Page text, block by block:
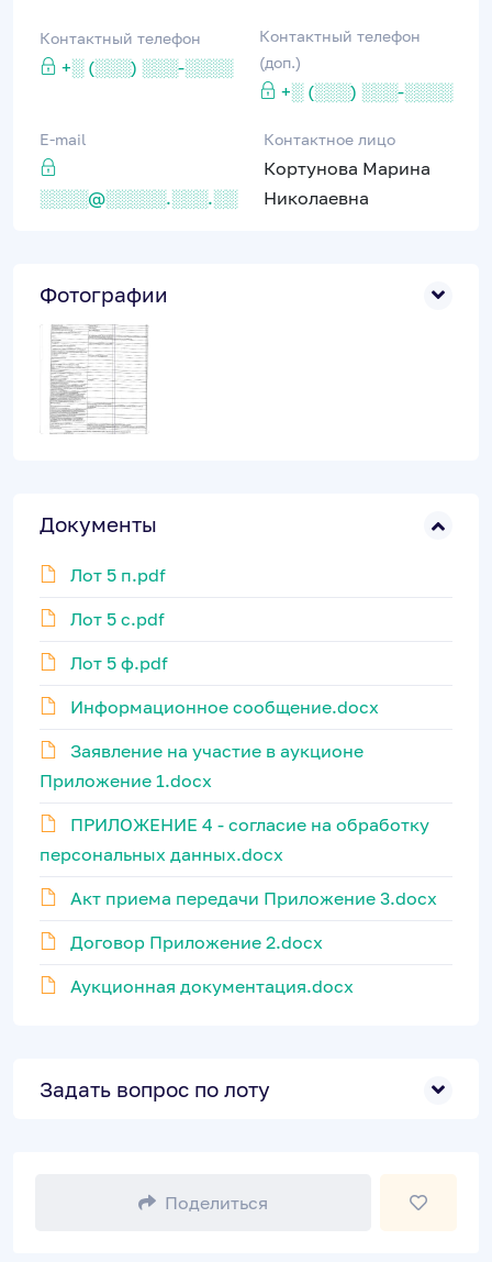
Контактный телефон
+░ (░░░) ░░░-░░░░
Контактный телефон
(доп.)
+░ (░░░) ░░░-░░░░
E-mail
░░░░@░░░░░.░░░.░░
Контактное лицо
Кортунова Марина
Николаевна
Фотографии
Документы
Лот 5 п.pdf
Лот 5 с.pdf
Лот 5 ф.pdf
Информационное сообщение.docx
Заявление на участие в аукционе
Приложение 1.docx
ПРИЛОЖЕНИЕ 4 - согласие на обработку
персональных данных.docx
Акт приема передачи Приложение 3.docx
Договор Приложение 2.docx
Аукционная документация.docx
Задать вопрос по лоту
Поделиться